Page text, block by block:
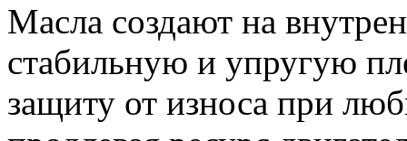
Масла создают на
стабильную и упругую
защиту от износа при